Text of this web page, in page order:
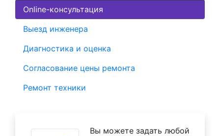
Online-консультация
Выезд инженера
Диагностика и оценка
Согласование цены ремонта
Ремонт техники
Вы можете задать любой